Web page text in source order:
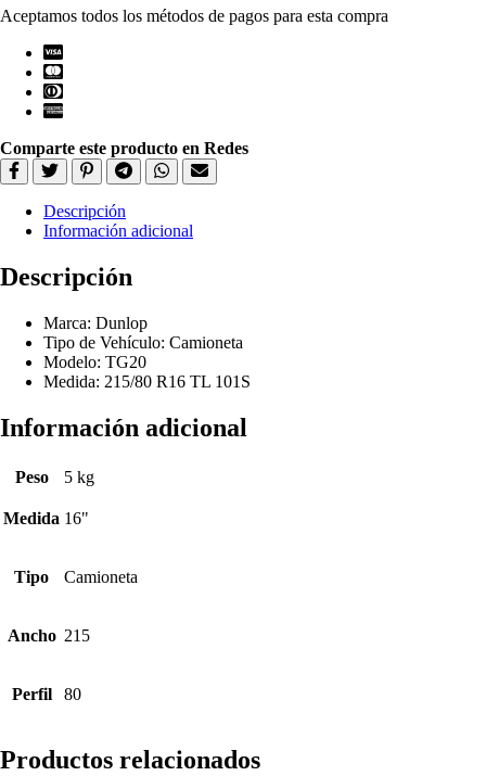
Aceptamos todos los métodos de pagos para esta compra
Comparte este producto en Redes
Descripción
Información adicional
Descripción
Marca: Dunlop
Tipo de Vehículo: Camioneta
Modelo: TG20
Medida: 215/80 R16 TL 101S
Información adicional
Peso 5 kg
Medida 16"
Tipo Camioneta
Ancho 215
Perfil 80
Productos relacionados